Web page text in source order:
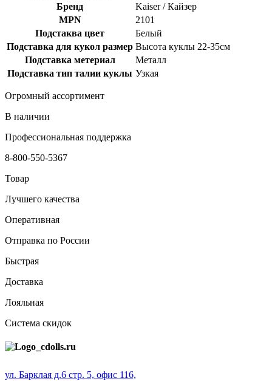
Бренд
Kaiser / Кайзер
MPN
2101
Подстаква цвет
Белый
Подставка для кукол размер Высота куклы 22-35см
Подставка метериал
Металл
Подставка тип талии куклы Узкая
Огромный ассортимент
В наличии
Профессиональная поддержка
8-800-550-5367
Товар
Лучшего качества
Оперативная
Отправка по России
Быстрая
Доставка
Лояльная
Система скидок
ул. Барклая д.6 стр. 5, офис 116,